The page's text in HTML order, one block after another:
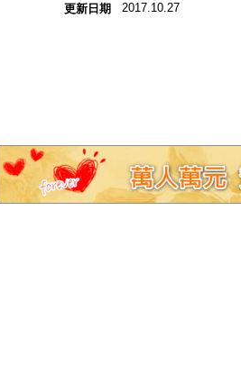
更新日期 2017.10.27